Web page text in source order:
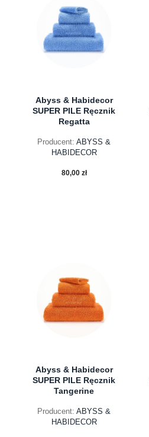
Abyss & Habidecor
SUPER PILE Ręcznik
Regatta
Producent: ABYSS &
HABIDECOR
80,00 zł
Abyss & Habidecor
SUPER PILE Ręcznik
Tangerine
Producent: ABYSS &
HABIDECOR